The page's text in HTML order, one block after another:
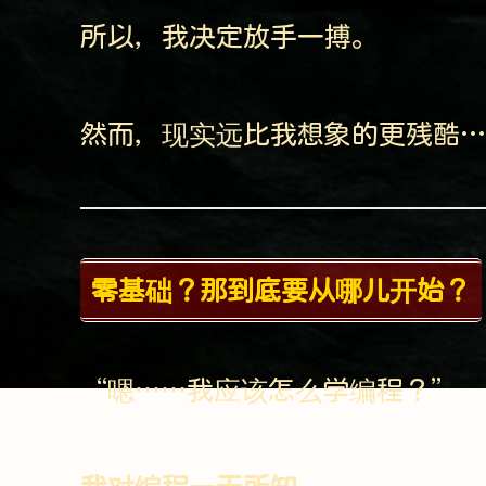
所以，我决定放手一搏。
然而，现实远比我想象的更残酷
零基础？那到底要从哪儿开始？
“嗯……我应该怎么学编程？”